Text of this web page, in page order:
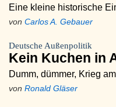
Eine kleine historische
von Carlos A. Gebauer
Deutsche Außenpolitik
Kein Kuchen in
Dumm, dümmer, Krieg
von Ronald Gläser